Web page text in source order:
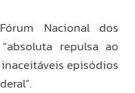
Nacional dos
repulsa ao
episódios